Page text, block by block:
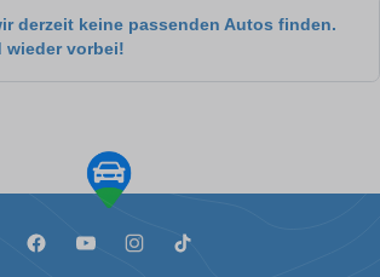
derzeit keine passenden Autos finden.
wieder vorbei!